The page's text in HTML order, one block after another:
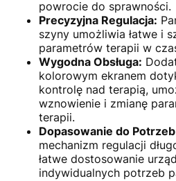
powrocie do sprawności.
Precyzyjna Regulacja:
szyny umożliwia łatwe i
parametrów terapii w
Wygodna Obsługa:
kolorowym ekranem
kontrolę nad terapią,
wznowienie i zmianę
terapii.
Dopasowanie do
mechanizm regulacji
łatwe dostosowanie
indywidualnych potrzeb